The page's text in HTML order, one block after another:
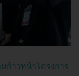
มก้าวหน้าโครงการ